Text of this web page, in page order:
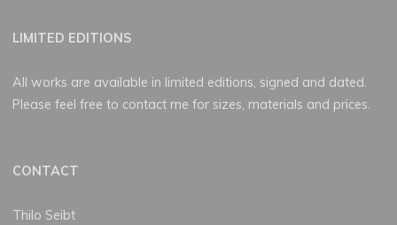
LIMITED EDITIONS
All works are available in limited editions, signed and dated.
Please feel free to contact me for sizes, materials and prices.
CONTACT
Thilo Seibt